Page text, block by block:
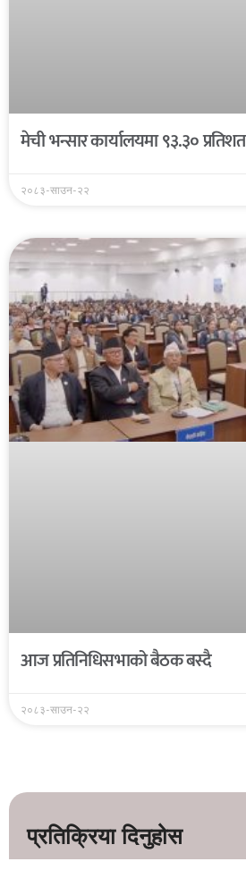
मेची भन्सार कार्यालयमा ९३.३०
२०८३-साउन-२२
आज प्रतिनिधिसभाको बैठक बस्दै
२०८३-साउन-२२